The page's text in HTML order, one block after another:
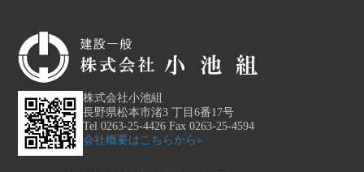
株式会社小池組
長野県松本市渚3 丁目6番17号
Tel 0263-25-4426 Fax 0263-25-4594
会社概要はこちらから»